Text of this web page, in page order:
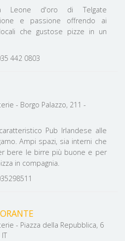
Leone d'oro di Telgate
e passione offrendo ai
che gustose pizze in un
442 0803
211 -
Pub Irlandese alle
Ampi spazi, sia interni che
bere le birre più buone e per
in compagnia.
6